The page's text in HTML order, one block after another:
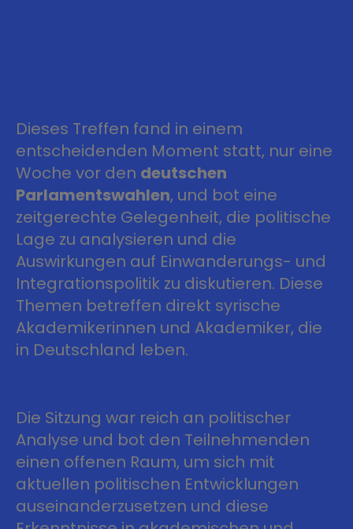
Dieses Treffen fand in einem
entscheidenden Moment statt, nur eine
Woche vor den deutschen
Parlamentswahlen, und bot eine
zeitgerechte Gelegenheit, die politische
Lage zu analysieren und die
Auswirkungen auf Einwanderungs- und
Integrationspolitik zu diskutieren. Diese
Themen betreffen direkt syrische
Akademikerinnen und Akademiker, die
in Deutschland leben.
Die Sitzung war reich an politischer
Analyse und bot den Teilnehmenden
einen offenen Raum, um sich mit
aktuellen politischen Entwicklungen
auseinanderzusetzen und diese